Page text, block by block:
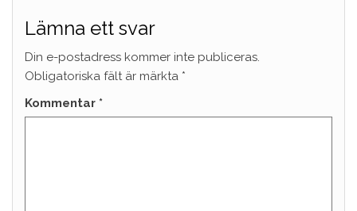
Lämna ett svar
Din e-postadress kommer inte publiceras.
Obligatoriska fält är märkta *
Kommentar *